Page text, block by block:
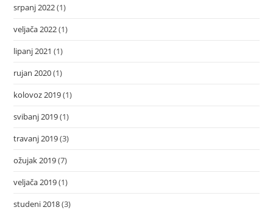
srpanj 2022(1)
veljača 2022(1)
lipanj 2021 (1)
rujan 2020(1)
kolovoz 2019(1)
svibanj 2019(1)
travanj 2019(3)
ožujak 2019(7)
veljača 2019(1)
studeni 2018(3)